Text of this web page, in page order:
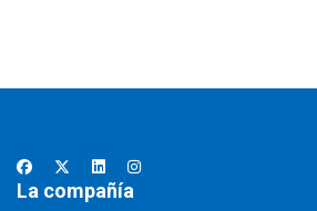
La compañía